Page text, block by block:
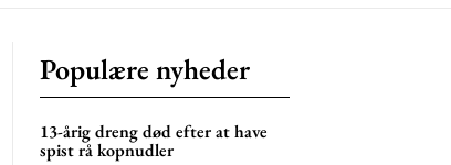
Populære nyheder
13-årig dreng død efter at have
spist rå kopnudler